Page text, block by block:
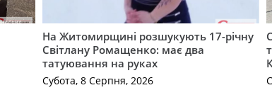
На Житомирщині розшукують 17-річну
Світлану Ромащенко: має два
татуювання на руках
Субота, 8 Серпня, 2026